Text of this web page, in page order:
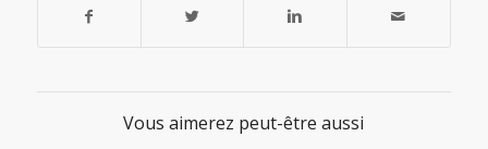
Vous aimerez peut-être aussi